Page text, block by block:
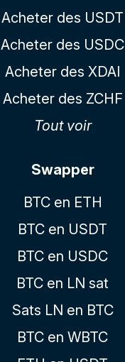
Acheter des USDT
Acheter des USDC
Acheter des XDAI
Acheter des ZCHF
Tout voir
Swapper
BTC en ETH
BTC en USDT
BTC en USDC
BTC en LN sat
Sats LN en BTC
BTC en WBTC